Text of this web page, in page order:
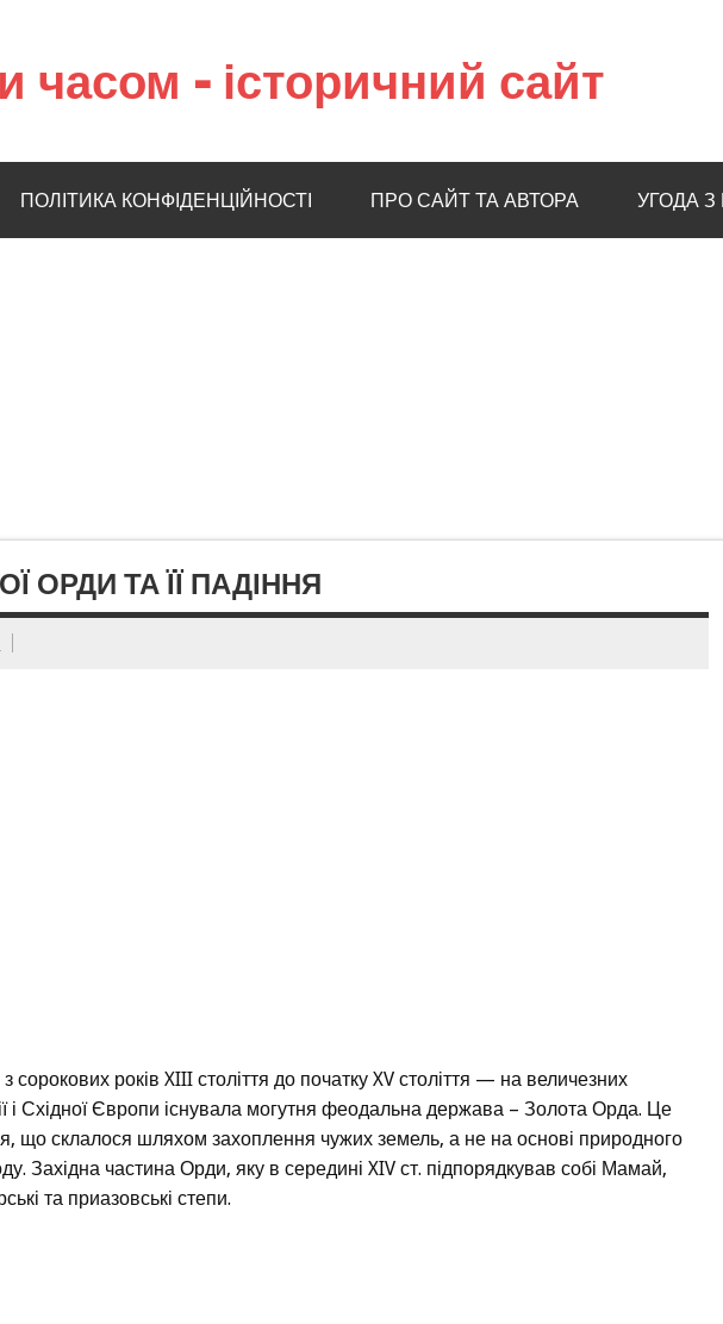
часом – історичний сайт
ПОЛІТИКА КОНФІДЕНЦІЙНОСТІ ПРО САЙТ ТА АВТОРА УГОДА
ОРДИ ТА ЇЇ ПАДІННЯ
сорокових років XIII століття до початку XV століття — на величезних
і Східної Європи існувала могутня феодальна держава – Золота Орда. Це
що склалося шляхом захоплення чужих земель, а не на основі природного
Західна частина Орди, яку в середині XIV ст. підпорядкував собі Мамай,
та приазовські степи.